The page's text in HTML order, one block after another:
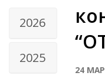
2026
2025
24